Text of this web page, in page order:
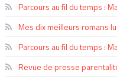
Parcours au fil du temps :
Mes dix meilleurs romans
Parcours au fil du temps :
Revue de presse